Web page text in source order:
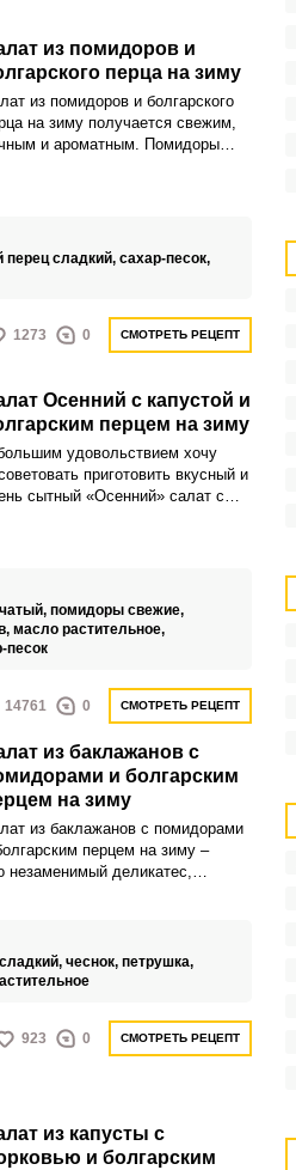
из помидоров и
перца на зиму
из помидоров и болгарского
на зиму получается свежим,
и ароматным. Помидоры
перец сладкий, сахар-песок,
1273 0 СМОТРЕТЬ РЕЦЕПТ
Осенний с капустой и
перцем на зиму
удовольствием хочу
приготовить вкусный и
сытный «Осенний» салат с
помидоры свежие,
масло растительное,
песок
14761 0 СМОТРЕТЬ РЕЦЕПТ
из баклажанов с
и болгарским
на зиму
из баклажанов с помидорами
перцем на зиму –
незаменимый деликатес,
к любому обеду, не
у вас много времени и усилий.
чеснок, петрушка,
923 0 СМОТРЕТЬ РЕЦЕПТ
из капусты с
и болгарским